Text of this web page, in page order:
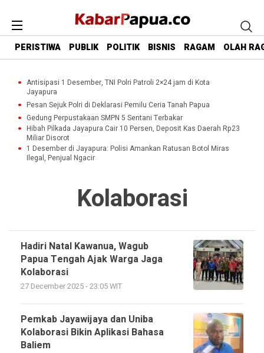
PERISTIWA PUBLIK POLITIK BISNIS RAGAM OLAH
Antisipasi 1 Desember, TNI Polri Patroli 2×24 jam di Kota
Jayapura
Pesan Sejuk Polri di Deklarasi Pemilu Ceria Tanah Papua
Gedung Perpustakaan SMPN 5 Sentani Terbakar
Hibah Pilkada Jayapura Cair 10 Persen, Deposit Kas Daerah Rp23
Miliar Disorot
1 Desember di Jayapura: Polisi Amankan Ratusan Botol Miras
Ilegal, Penjual Ngacir
Kolaborasi
Hadiri Natal Kawanua, Wagub
Papua Tengah Ajak Warga Jaga
Kolaborasi
27 December 2025 - 23:05 WIT
Pemkab Jayawijaya dan Uniba
Kolaborasi Bikin Aplikasi Bahasa
Baliem